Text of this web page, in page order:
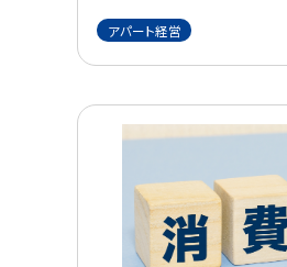
お知
建物の劣化につながるお
に、清掃状態は入居者満
安定した賃貸経営を続
せん。 本記事では、アパート清掃が必要な理
由、清掃の種類、業者へ
敗しない業者選びのポイ
アパート経営